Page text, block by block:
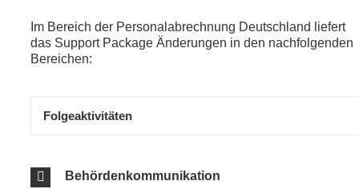
Im Bereich der Personalabrechnung Deutschland liefert
das Support Package Änderungen in den nachfolgenden
Bereichen:
Folgeaktivitäten
Behördenkommunikation